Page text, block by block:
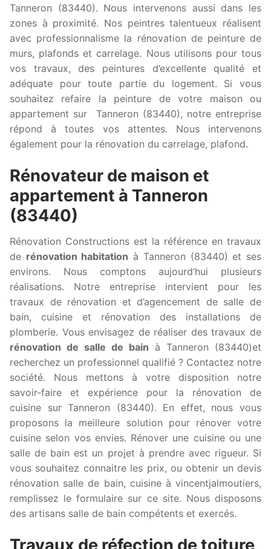
Tanneron (83440). Nous intervenons aussi dans les
zones à proximité. Nos peintres talentueux réalisent
avec professionnalisme la rénovation de peinture de
murs, plafonds et carrelage. Nous utilisons pour tous
vos travaux, des peintures d’excellente qualité et
adéquate pour toute partie du logement. Si vous
souhaitez refaire la peinture de votre maison ou
appartement sur Tanneron (83440), notre entreprise
répond à toutes vos attentes. Nous intervenons
également pour la rénovation du carrelage, plafond.
Rénovateur de maison et
appartement à Tanneron
(83440)
Rénovation Constructions est la référence en travaux
de rénovation habitation à Tanneron (83440) et ses
environs. Nous comptons aujourd’hui plusieurs
réalisations. Notre entreprise intervient pour les
travaux de rénovation et d’agencement de salle de
bain, cuisine et rénovation des installations de
plomberie. Vous envisagez de réaliser des travaux de
rénovation de salle de bain à Tanneron (83440)et
recherchez un professionnel qualifié ? Contactez notre
société. Nous mettons à votre disposition notre
savoir-faire et expérience pour la rénovation de
cuisine sur Tanneron (83440). En effet, nous vous
proposons la meilleure solution pour rénover votre
cuisine selon vos envies. Rénover une cuisine ou une
salle de bain est un projet à prendre avec rigueur. Si
vous souhaitez connaitre les prix, ou obtenir un devis
rénovation salle de bain, cuisine à vincentjalmoutiers,
remplissez le formulaire sur ce site. Nous disposons
des artisans salle de bain compétents et exercés.
Travaux de réfection de toiture,